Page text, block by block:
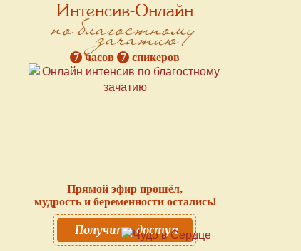
Интенсив-Онлайн
по благостному
зачатию
7 часов 7 спикеров
Прямой эфир прошёл,
мудрость и беременности остались!
Получить доступ